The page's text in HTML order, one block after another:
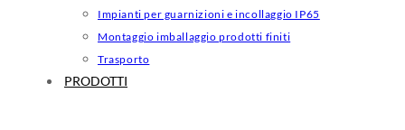
Impianti per guarnizioni e incollaggio IP65
Montaggio imballaggio prodotti finiti
Trasporto
PRODOTTI